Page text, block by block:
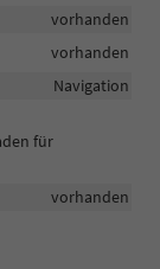
vorhanden
vorhanden
Navigation
für
vorhanden